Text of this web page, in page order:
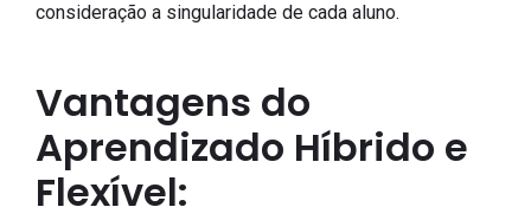
consideração a singularidade de cada aluno.
Vantagens do
Aprendizado Híbrido e
Flexível: